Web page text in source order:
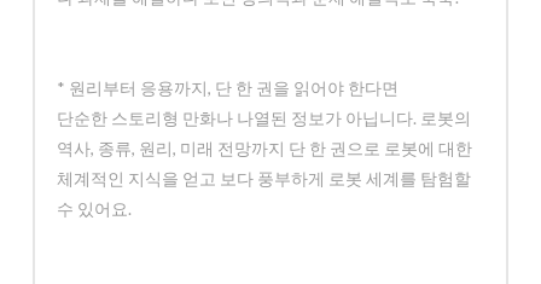
* 원리부터 응용까지, 단 한 권을 읽어야 한다면
단순한 스토리형 만화나 나열된 정보가 아닙니다. 로봇의
역사, 종류, 원리, 미래 전망까지 단 한 권으로 로봇에 대한
체계적인 지식을 얻고 보다 풍부하게 로봇 세계를 탐험할
수 있어요.